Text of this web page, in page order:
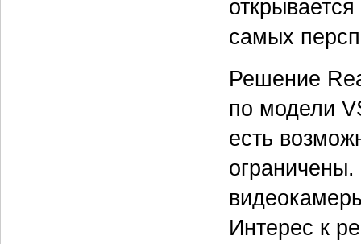
самых
Решение
по модели
есть
Интерес к